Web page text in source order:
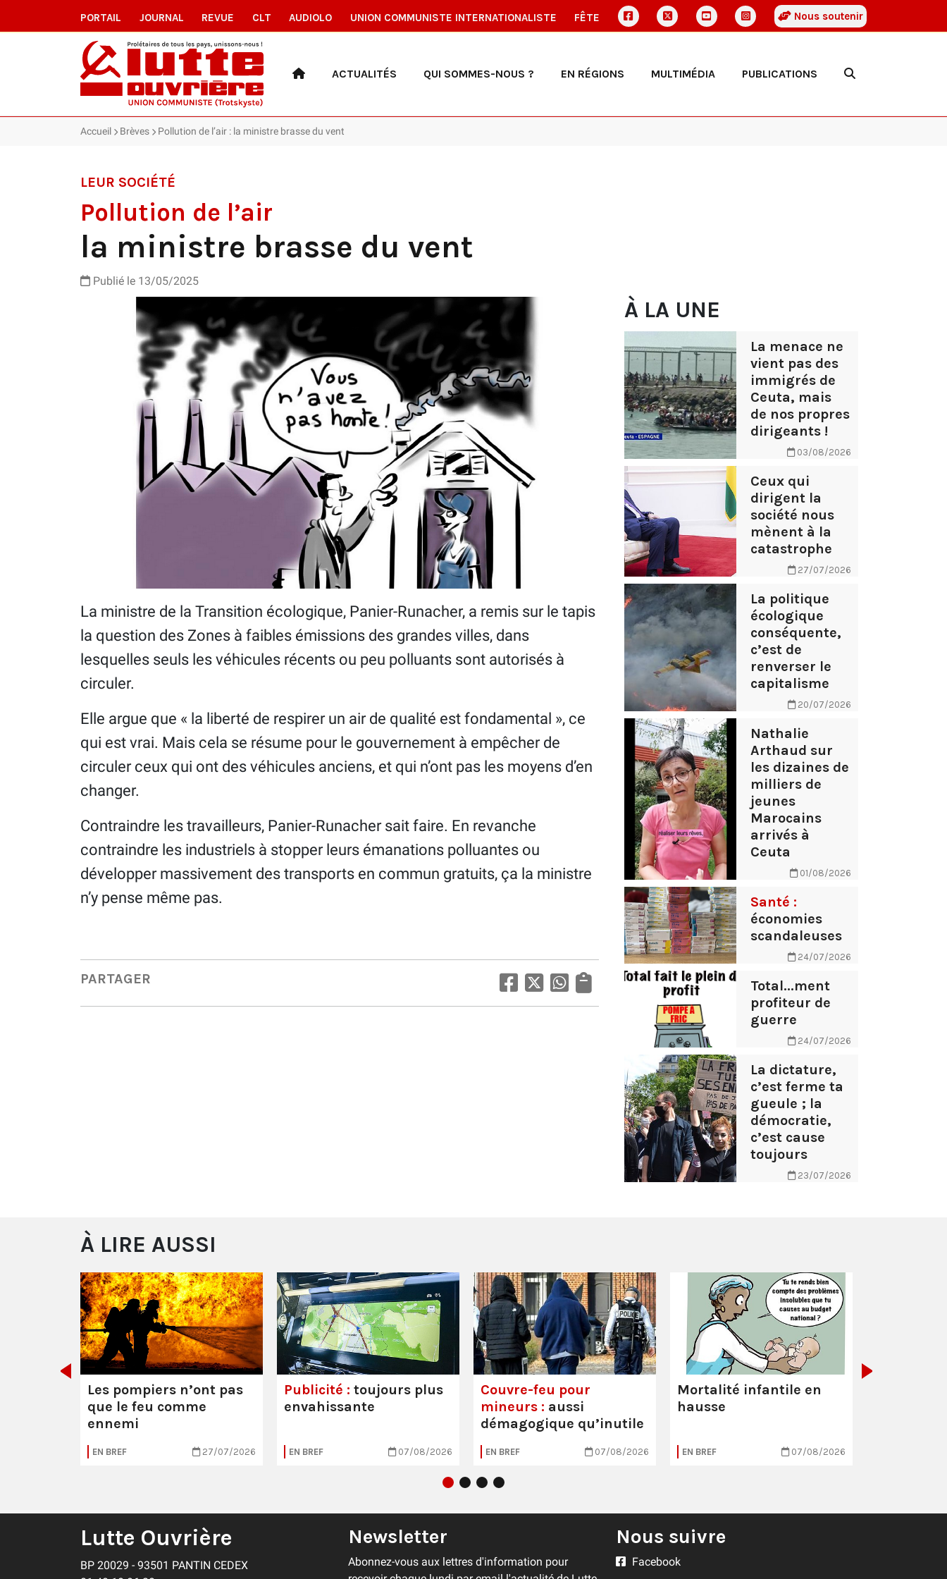
PORTAIL JOURNAL REVUE CLT AUDIOLO UNION COMMUNISTE INTERNATIONALISTE FÊTE Nous soutenir
ACTUALITÉS QUI SOMMES-NOUS ? EN RÉGIONS MULTIMÉDIA PUBLICATIONS
Accueil Brèves Pollution de l’air : la ministre brasse du vent
LEUR SOCIÉTÉ
Pollution de l’air
la ministre brasse du vent
Publié le 13/05/2025
La ministre de la Transition écologique, Panier-Runacher, a remis sur le tapis
la question des Zones à faibles émissions des grandes villes, dans
lesquelles seuls les véhicules récents ou peu polluants sont autorisés à
circuler.
Elle argue que « la liberté de respirer un air de qualité est fondamental », ce
qui est vrai. Mais cela se résume pour le gouvernement à empêcher de
circuler ceux qui ont des véhicules anciens, et qui n’ont pas les moyens d’en
changer.
Contraindre les travailleurs, Panier-Runacher sait faire. En revanche
contraindre les industriels à stopper leurs émanations polluantes ou
développer massivement des transports en commun gratuits, ça la ministre
n’y pense même pas.
PARTAGER
À LA UNE
La menace ne
vient pas des
immigrés de
Ceuta, mais
de nos propres
dirigeants !
03/08/2026
Ceux qui
dirigent la
société nous
mènent à la
catastrophe
27/07/2026
La politique
écologique
conséquente,
c’est de
renverser le
capitalisme
20/07/2026
Nathalie
Arthaud sur
les dizaines de
milliers de
jeunes
Marocains
arrivés à
Ceuta
01/08/2026
Santé :
économies
scandaleuses
24/07/2026
Total...ment
profiteur de
guerre
24/07/2026
La dictature,
c’est ferme ta
gueule ; la
démocratie,
c’est cause
toujours
23/07/2026
À LIRE AUSSI
Les pompiers n’ont pas
que le feu comme
ennemi
EN BREF 27/07/2026
Publicité : toujours plus
envahissante
EN BREF 07/08/2026
Couvre-feu pour
mineurs : aussi
démagogique qu’inutile
EN BREF 07/08/2026
Mortalité infantile en
hausse
EN BREF 07/08/2026
Lutte Ouvrière
BP 20029 - 93501 PANTIN CEDEX
Newsletter
Abonnez-vous aux lettres d'information pour
Nous suivre
Facebook